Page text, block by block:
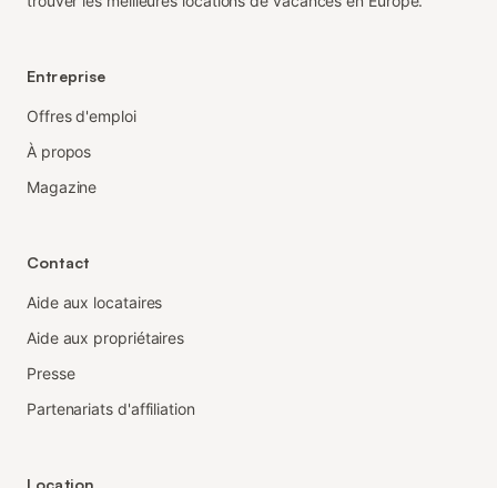
Entreprise
Offres d'emploi
À propos
Magazine
Contact
Aide aux locataires
Aide aux propriétaires
Presse
Partenariats d'affiliation
Location